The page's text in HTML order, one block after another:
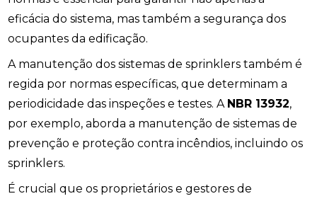
eficácia do sistema, mas também a segurança dos
ocupantes da edificação.
A manutenção dos sistemas de sprinklers também é
regida por normas específicas, que determinam a
periodicidade das inspeções e testes. A NBR 13932,
por exemplo, aborda a manutenção de sistemas de
prevenção e proteção contra incêndios, incluindo os
sprinklers.
É crucial que os proprietários e gestores de